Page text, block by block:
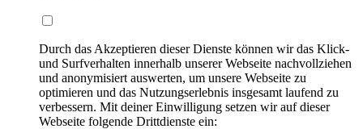
Durch das Akzeptieren dieser Dienste können wir das Klick-
und Surfverhalten innerhalb unserer Webseite nachvollziehen
und anonymisiert auswerten, um unsere Webseite zu
optimieren und das Nutzungserlebnis insgesamt laufend zu
verbessern. Mit deiner Einwilligung setzen wir auf dieser
Webseite folgende Drittdienste ein: